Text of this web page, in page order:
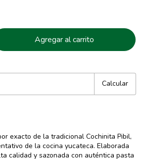
Calcular
exacto de la tradicional Cochinita Pibil,
de la cocina yucateca. Elaborada
calidad y sazonada con auténtica pasta